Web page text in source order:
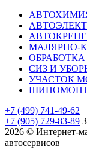
МАЛЯРНО-
СИЗ И
УЧАСТОК
+7 (499) 741-49-62
+7 (905) 729-83-89
2026 © Интернет-
автосервисов